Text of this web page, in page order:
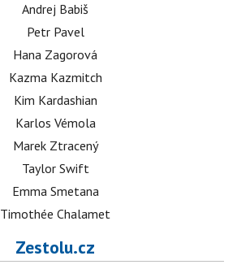
Andrej Babiš
Petr Pavel
Hana Zagorová
Kazma Kazmitch
Kim Kardashian
Karlos Vémola
Marek Ztracený
Taylor Swift
Emma Smetana
Timothée Chalamet
Zestolu.cz